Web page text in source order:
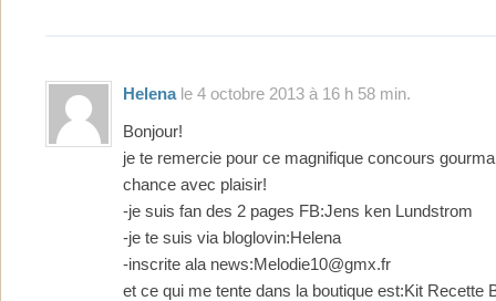
Helenale 4 octobre 2013 à 16 h 58 min.
Bonjour!
je te remercie pour ce magnifique concours
chance avec plaisir!
-je suis fan des 2 pages FB:Jens ken Lundstrom
-je te suis via bloglovin:Helena
-inscrite ala news:Melodie10@gmx.fr
et ce qui me tente dans la boutique est:Kit Recette